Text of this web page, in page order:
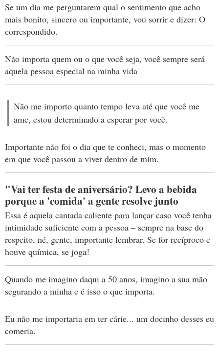
Se um dia me perguntarem qual o sentimento que acho
mais bonito, sincero ou importante, vou sorrir e dizer: O
correspondido.
Não importa quem ou o que você seja, você sempre será
aquela pessoa especial na minha vida
Não me importo quanto tempo leva até que você me
ame, estou determinado a esperar por você.
Importante não foi o dia que te conheci, mas o momento
em que você passou a viver dentro de mim.
"Vai ter festa de aniversário? Levo a bebida
porque a 'comida' a gente resolve junto
Essa é aquela cantada caliente para lançar caso você tenha
intimidade suficiente com a pessoa – sempre na base do
respeito, né, gente, importante lembrar. Se for recíproco e
houve química, se joga!
Quando me imagino daqui a 50 anos, imagino a sua mão
segurando a minha e é isso o que importa.
Eu não me importaria em ter cárie... um docinho desses eu
comeria.